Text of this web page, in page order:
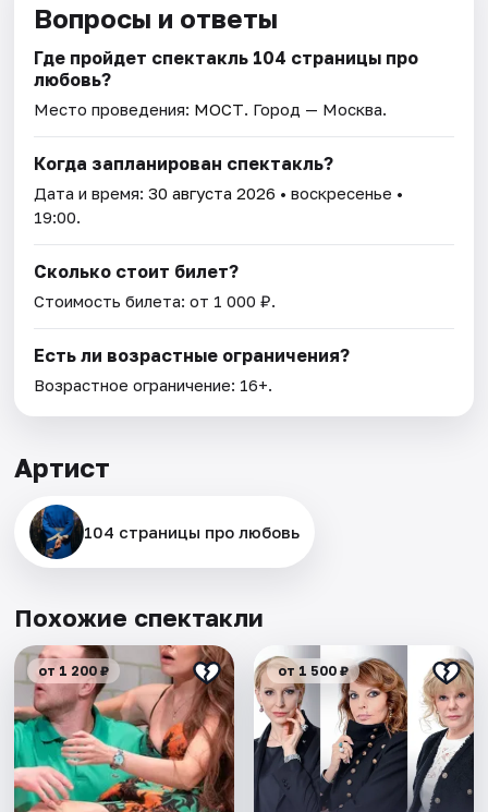
Вопросы и ответы
Где пройдет спектакль 104 страницы про
любовь?
Место проведения: МОСТ. Город — Москва.
Когда запланирован спектакль?
Дата и время:30 августа 2026 • воскресенье •
19:00.
Сколько стоит билет?
Стоимость билета: от 1 000 ₽.
Есть ли возрастные ограничения?
Возрастное ограничение: 16+.
Артист
104 страницы про любовь
Похожие спектакли
от 1 200 ₽ от 1 500 ₽